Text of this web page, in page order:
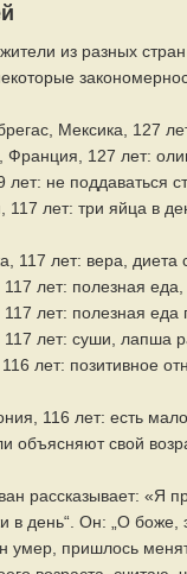
из разных
Мексика, 127
127 лет:
не поддаваться
лет: три яйца в
117 лет: вера,
лет: полезная еда,
лет: полезная еда
лет: суши, лапша
лет: позитивное
116 лет: есть
объясняют свой
рассказывает: «Я
в день“. Он: „О
умер, пришлось